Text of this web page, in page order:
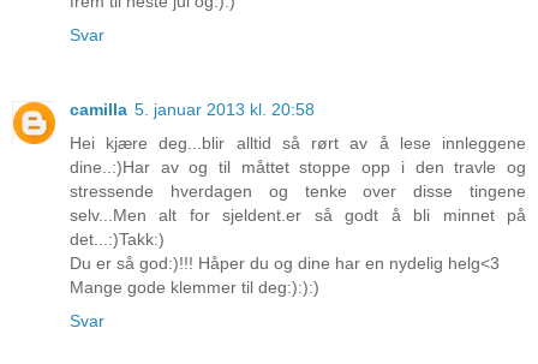
Svar
camilla 5. januar 2013 kl. 20:58
Hei kjære deg...blir alltid så rørt av å lese innleggene
dine..:)Har av og til måttet stoppe opp i den travle og
stressende hverdagen og tenke over disse tingene
selv...Men alt for sjeldent.er så godt å bli minnet på
det...:)Takk:)
Du er så god:)!!! Håper du og dine har en nydelig helg<3
Mange gode klemmer til deg:):):)
Svar